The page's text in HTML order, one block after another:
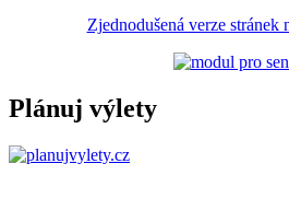
Zjednodušená verze stránek
Plánuj výlety